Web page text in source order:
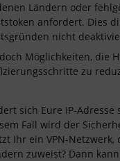
Ländern oder
anfordert. Dies
nicht
Möglichkeiten, die
zu
sich Eure IP-
Fall wird der
Ihr ein VPN-
zuweist? Dann